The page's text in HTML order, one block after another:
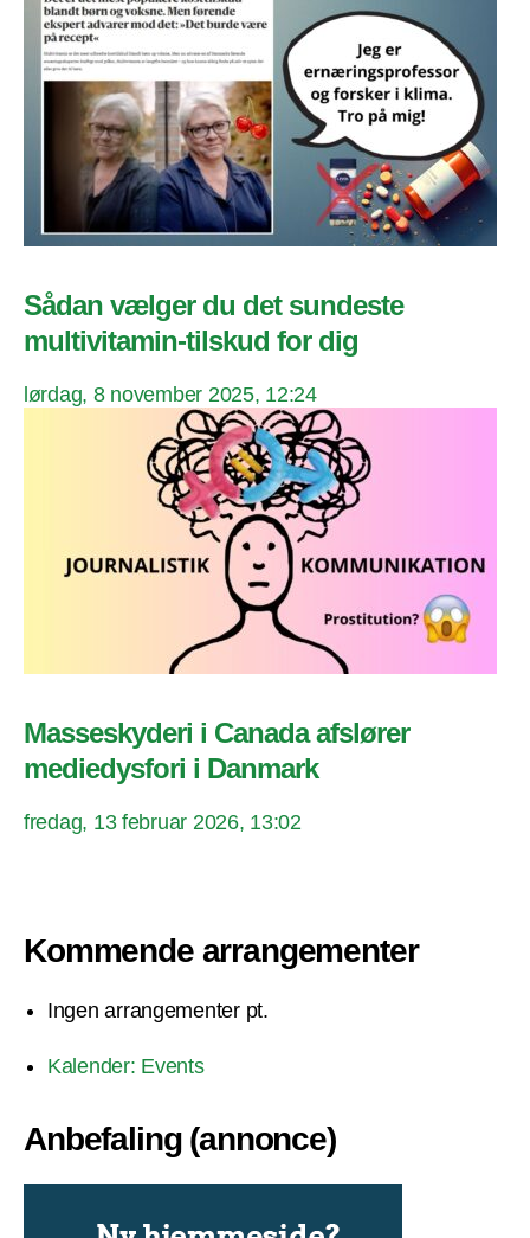
Sådan vælger du det sundeste
multivitamin-tilskud for dig
lørdag, 8 november 2025, 12:24
Masseskyderi i Canada afslører
mediedysfori i Danmark
fredag, 13 februar 2026, 13:02
Kommende arrangementer
Ingen arrangementer pt.
Kalender: Events
Anbefaling (annonce)